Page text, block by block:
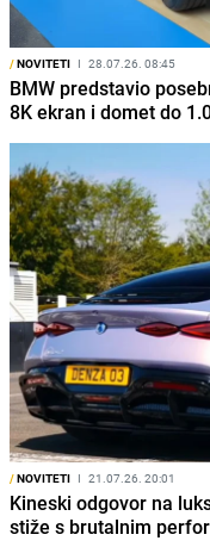
/NOVITETI I 28.07.26. 08:45
BMW predstavio
8K ekran i domet do
/NOVITETI I 21.07.26. 20:01
Kineski odgovor na
stiže s brutalnim